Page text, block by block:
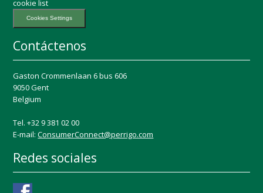
cookie list
Cookies Settings
Contáctenos
Gaston Crommenlaan 6 bus 606
9050 Gent
Belgium
Tel. +32 9 381 02 00
E-mail:ConsumerConnect@perrigo.com
Redes sociales